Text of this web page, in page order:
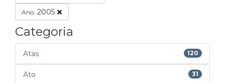
Ano: 2005
Categoria
Atas 120
Ato 31